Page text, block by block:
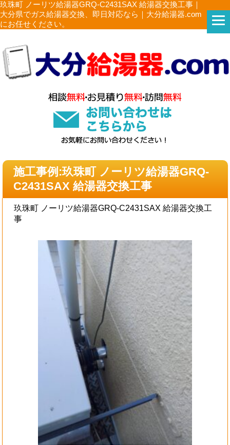
玖珠町 ノーリツ給湯器GRQ-C2431SAX 給湯器交換工事｜
大分県でガス給湯器交換、即日対応なら｜大分給湯器.com
にお任せください。
施工事例:玖珠町 ノーリツ給湯器GRQ-
C2431SAX 給湯器交換工事
玖珠町 ノーリツ給湯器GRQ-C2431SAX 給湯器交換工
事